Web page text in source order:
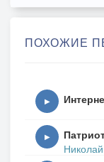
Наверное,
На Вас
На Вас я
Забыть
Я в
ПОХОЖИЕ
▶
▶
Николай